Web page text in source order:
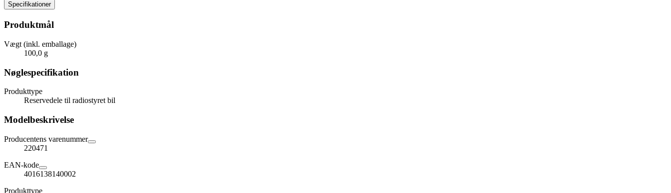
Specifikationer
Produktmål
Vægt (inkl. emballage)
100,0 g
Nøglespecifikation
Produkttype
Reservedele til radiostyret bil
Modelbeskrivelse
Producentens varenummer
220471
EAN-kode
4016138140002
Produkttype